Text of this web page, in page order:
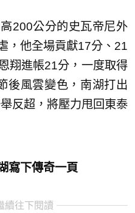
200公分的史瓦帝尼外
，他全場貢獻17分、21
翔進帳21分，一度取得
後風雲變色，南湖打出
反超，將壓力甩回東泰
寫下傳奇一頁
續往下閱讀